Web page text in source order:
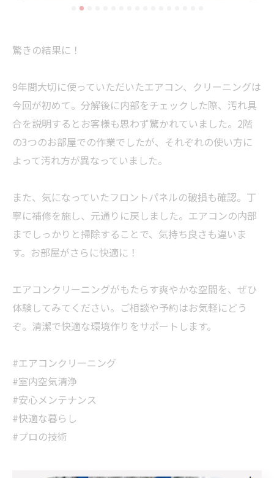
驚きの結果に！
9年間大切に使っていただいたエアコン、クリーニングは
今回が初めて。分解後に内部をチェックした際、汚れ具
合を説明するとお客様も思わず驚かれていました。2階
の3つのお部屋での作業でしたが、それぞれの使い方に
よって汚れ方が異なっていました。
また、気になっていたフロントパネルの破損も確認。丁
寧に補修を施し、元通りに戻しました。エアコンの内部
までしっかりと掃除することで、気持ち良さも違いま
す。お部屋がさらに快適に！
エアコンクリーニングがもたらす爽やかな空間を、ぜひ
体験してみてください。ご相談や予約はお気軽にどう
ぞ。清潔で快適な環境作りをサポートします。
#エアコンクリーニング
#室内空気清浄
#安心メンテナンス
#快適な暮らし
#プロの技術